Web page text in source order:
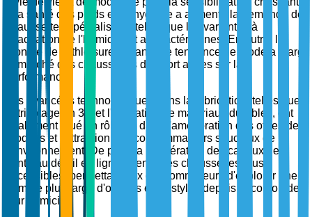
à la santé des pieds et à l'hygiène a alimenté la demande de
chaussettes spécialisées, telles que les variantes à
évacuation de l'humidité et antibactériennes. En outre, la
montée de l'athleisure en tant que tendance de mode a élargi
le marché des chaussettes de sport axées sur la
performance.
Les avancées technologiques dans la fabrication, telles que
le tricotage en 3D et l'utilisation de matériaux durables, ont
également joué un rôle clé dans l'amélioration des offres de
produits et l'attraction des consommateurs soucieux de
l'environnement. De plus, la prolifération des canaux de
vente au détail en ligne a rendu les chaussettes plus
accessibles, permettant aux consommateurs d'explorer une
gamme plus large d'options et de styles depuis le confort de
leur domicile.